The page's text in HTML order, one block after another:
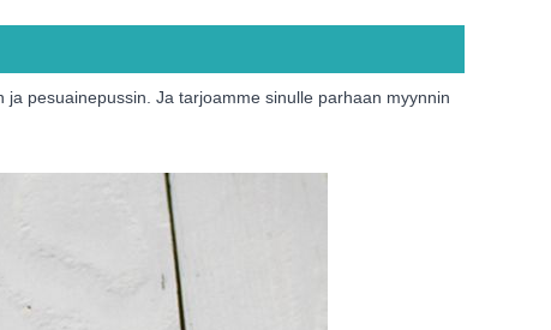
pesuainepussin. Ja tarjoamme sinulle parhaan myynnin